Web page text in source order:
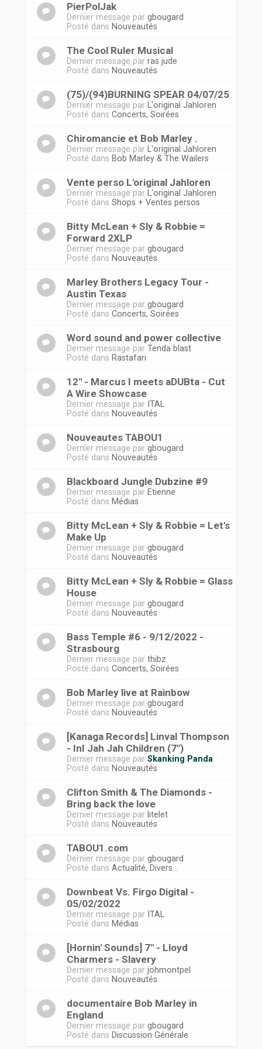
PierPolJak
Dernier message par gbougard
Posté dans Nouveautés
The Cool Ruler Musical
Dernier message par ras jude
Posté dans Nouveautés
(75)/(94)BURNING SPEAR 04/07/25
Dernier message par
L'original Jahloren
Posté dans Concerts, Soirées
Chiromancie et Bob Marley .
Dernier message par
L'original Jahloren
Posté dans Bob Marley & The Wailers
Vente perso L'original Jahloren
Dernier message par
L'original Jahloren
Posté dans Shops + Ventes persos
Bitty McLean + Sly & Robbie =
Forward 2XLP
Dernier message par gbougard
Posté dans Nouveautés
Marley Brothers Legacy Tour -
Austin Texas
Dernier message par gbougard
Posté dans Concerts, Soirées
Word sound and power collective
Dernier message par Tenda blast
Posté dans Rastafari
12'' - Marcus I meets aDUBta - Cut
A Wire Showcase
Dernier message par ITAL
Posté dans Nouveautés
Nouveautes TABOU1
Dernier message par gbougard
Posté dans Nouveautés
Blackboard Jungle Dubzine #9
Dernier message par Etienne
Posté dans Médias
Bitty McLean + Sly & Robbie = Let's
Make Up
Dernier message par gbougard
Posté dans Nouveautés
Bitty McLean + Sly & Robbie = Glass
House
Dernier message par gbougard
Posté dans Nouveautés
Bass Temple #6 - 9/12/2022 -
Strasbourg
Dernier message par thibz
Posté dans Concerts, Soirées
Bob Marley live at Rainbow
Dernier message par gbougard
Posté dans Nouveautés
[Kanaga Records] Linval Thompson
- InI Jah Jah Children (7")
Dernier message par Skanking Panda
Posté dans Nouveautés
Clifton Smith & The Diamonds -
Bring back the love
Dernier message par litelet
Posté dans Nouveautés
TABOU1.com
Dernier message par gbougard
Posté dans Actualité, Divers...
Downbeat Vs. Firgo Digital -
05/02/2022
Dernier message par ITAL
Posté dans Médias
[Hornin' Sounds] 7" - Lloyd
Charmers - Slavery
Dernier message par johmontpel
Posté dans Nouveautés
documentaire Bob Marley in
England
Dernier message par gbougard
Posté dans Discussion Générale